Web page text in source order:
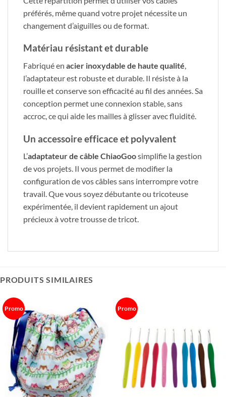
préférés, même quand votre projet nécessite un
changement d’aiguilles ou de format.
Matériau résistant et durable
Fabriqué en acier inoxydable de haute qualité,
l’adaptateur est robuste et durable. Il résiste à la
rouille et conserve son efficacité au fil des années. Sa
conception permet une connexion stable, sans
accroc, ce qui aide les mailles à glisser avec fluidité.
Un accessoire efficace et polyvalent
L’adaptateur de câble ChiaoGoosimplifie la gestion
de vos projets. Il vous permet de modifier la
configuration de vos câbles sans interrompre votre
travail. Que vous soyez débutante ou tricoteuse
expérimentée, il devient rapidement un ajout
précieux à votre trousse de tricot.
PRODUITS SIMILAIRES
Promo Promo